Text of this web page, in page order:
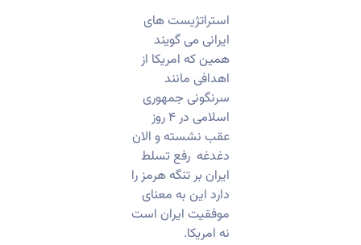
استراتژیست های
ایرانی می گویند
همین که امریکا از
اهدافی مانند
سرنگونی جمهوری
اسلامی در ۴ روز
عقب نشسته و الان
دغدغه رفع تسلط
ایران بر تنگه هرمز را
دارد این به معنای
موفقیت ایران است
نه امریکا.